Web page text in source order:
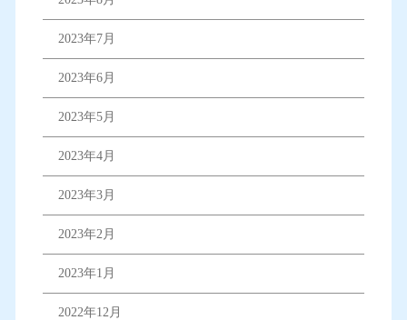
2023年7月
2023年6月
2023年5月
2023年4月
2023年3月
2023年2月
2023年1月
2022年12月